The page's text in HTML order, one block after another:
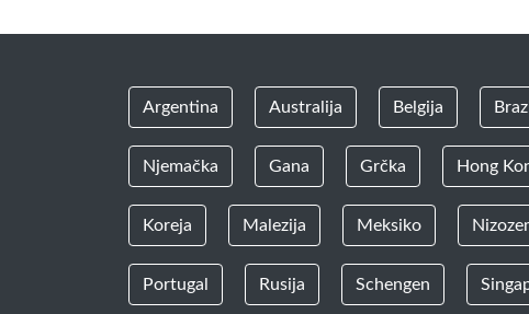
Argentina Australija Belgija
Njemačka Gana Grčka Hong
Koreja Malezija Meksiko
Portugal Rusija Schengen